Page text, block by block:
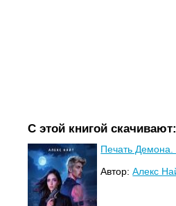
С этой книгой скачивают:
Печать
Автор:Алекс